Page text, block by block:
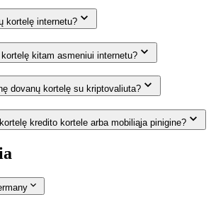
kortelę internetu?
kitam asmeniui internetu?
dovanų kortelę su kriptovaliuta?
kredito kortele arba mobiliąja pinigine?